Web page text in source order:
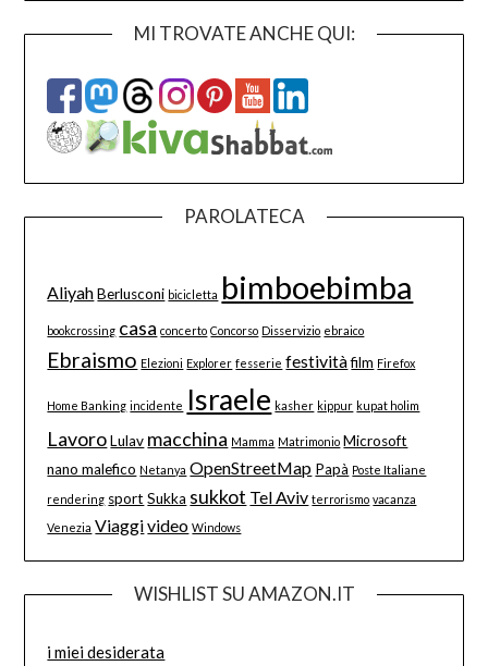
MI TROVATE ANCHE QUI:
PAROLATECA
Aliyah Berlusconi bicicletta bimboebimba
bookcrossing casa concerto Concorso Disservizio ebraico
Ebraismo Elezioni Explorer fesserie festività film Firefox
Home Banking incidente Israele kasher kippur kupat holim
Lavoro Lulav macchina Mamma Matrimonio Microsoft
nano malefico Netanya OpenStreetMap Papà Poste Italiane
rendering sport Sukka sukkot Tel Aviv terrorismo vacanza
Venezia Viaggivideo Windows
WISHLIST SU AMAZON.IT
i miei desiderata